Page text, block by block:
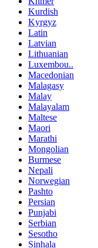
Kurdish
Kyrgyz
Latin
Latvian
Lithuanian
Luxembou..
Macedonian
Malagasy
Malay
Malayalam
Maltese
Maori
Marathi
Mongolian
Burmese
Nepali
Norwegian
Pashto
Persian
Punjabi
Serbian
Sesotho
Sinhala